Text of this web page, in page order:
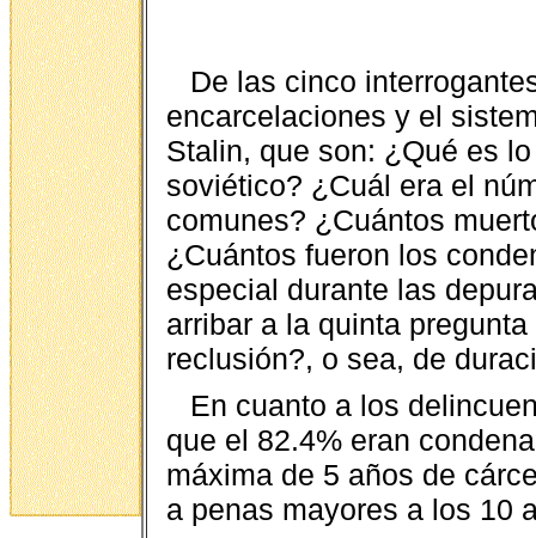
De las cinco
encarcelaciones y el
Stalin, que son: ¿Qué es
soviético? ¿Cuál era el
comunes? ¿Cuántos
¿Cuántos fueron los
especial durante las
arribar a la quinta
reclusión?, o sea, de
En cuanto a los
que el 82.4% eran
máxima de 5 años de
a penas mayores a los 10